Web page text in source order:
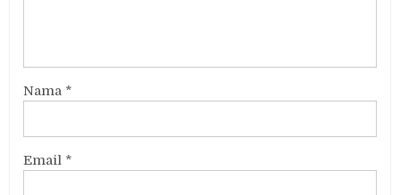
Nama *
Email *